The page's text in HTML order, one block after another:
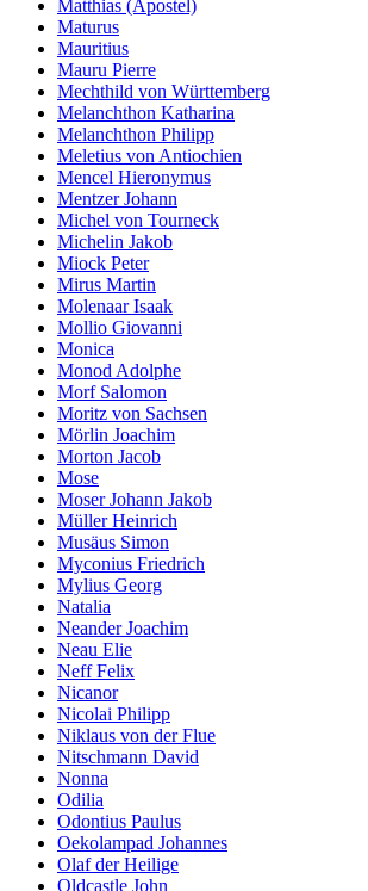
Matthias (Apostel)
Maturus
Mauritius
Mauru Pierre
Mechthild von Württemberg
Melanchthon Katharina
Melanchthon Philipp
Meletius von Antiochien
Mencel Hieronymus
Mentzer Johann
Michel von Tourneck
Michelin Jakob
Miock Peter
Mirus Martin
Molenaar Isaak
Mollio Giovanni
Monica
Monod Adolphe
Morf Salomon
Moritz von Sachsen
Mörlin Joachim
Morton Jacob
Mose
Moser Johann Jakob
Müller Heinrich
Musäus Simon
Myconius Friedrich
Mylius Georg
Natalia
Neander Joachim
Neau Elie
Neff Felix
Nicanor
Nicolai Philipp
Niklaus von der Flue
Nitschmann David
Nonna
Odilia
Odontius Paulus
Oekolampad Johannes
Olaf der Heilige
Oldcastle John